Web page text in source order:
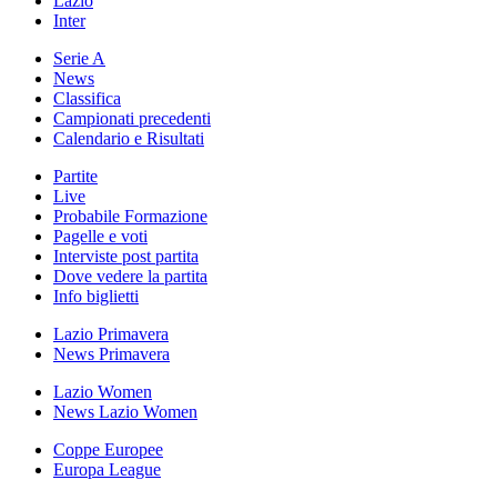
Inter
Serie A
News
Classifica
Campionati precedenti
Calendario e Risultati
Partite
Live
Probabile Formazione
Pagelle e voti
Interviste post partita
Dove vedere la partita
Info biglietti
Lazio Primavera
News Primavera
Lazio Women
News Lazio Women
Coppe Europee
Europa League